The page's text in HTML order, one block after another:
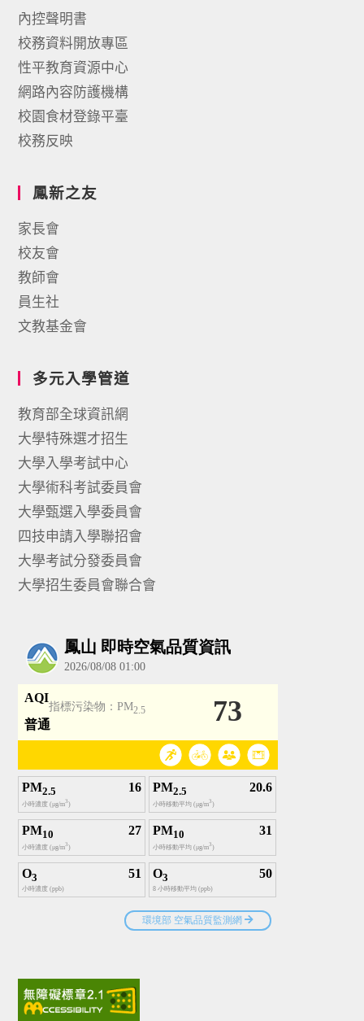
內控聲明書
校務資料開放專區
性平教育資源中心
網路內容防護機構
校園食材登錄平臺
校務反映
鳳新之友
家長會
校友會
教師會
員生社
文教基金會
多元入學管道
教育部全球資訊網
大學特殊選才招生
大學入學考試中心
大學術科考試委員會
大學甄選入學委員會
四技申請入學聯招會
大學考試分發委員會
大學招生委員會聯合會